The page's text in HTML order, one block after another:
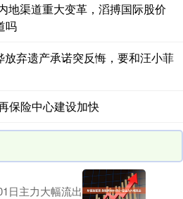
地渠道重大变革，滔搏国际股价
吗
弃遗产承诺突反悔，要和汪小菲
保险中心建设加快
日主力大幅流出